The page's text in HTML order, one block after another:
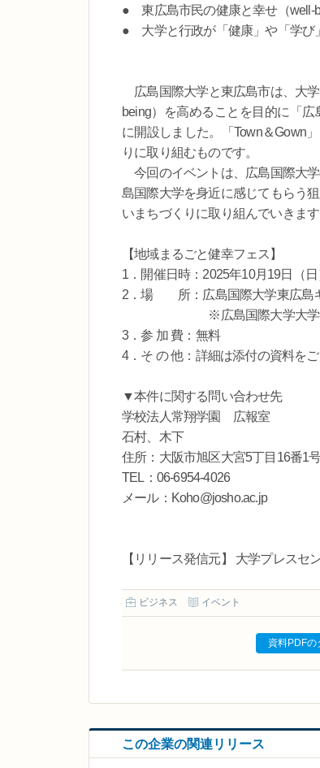
● 東広島市民の健康と幸せ（well-
● 大学と行政が「健康」や「学び
広島国際大学と東広島市は、大
being）を高めることを目的に「広
に開設しました。「Town＆Gown
りに取り組むものです。
今回のイベントは、広島国際大
島国際大学を身近に感じてもらう
いまちづくりに取り組んでいきます
【地域まるごと健幸フェス】
1．開催日時：2025年10月19日（
2．場 所：広島国際大学東広島キ
※広島国際大学大学祭（
3．参 加 費：無料
4．そ の 他：詳細は添付の資料を
▼本件に関する問い合わせ先
学校法人常翔学園 広報室
石村、木下
住所：大阪市旭区大宮5丁目16番1
TEL：06-6954-4026
メール：Koho@josho.ac.jp
【リリース発信元】 大学プレスセ
ビジネス イベント
資料PDFの
この企業の関連リリース